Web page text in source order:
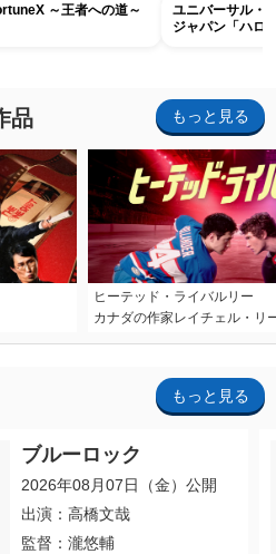
～王者への道～
ユニバーサル・
ジャパン「ハロ
品 もっと見る
ヒーテッド・ライバルリー
カナダの作家レイチェル・リ
もっと見る
ブルーロック
2026年08月07日（金）公開
出演：高橋文哉
監督：瀧悠輔